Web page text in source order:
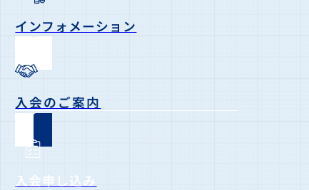
インフォメーション
入会のご案内
入会申し込み